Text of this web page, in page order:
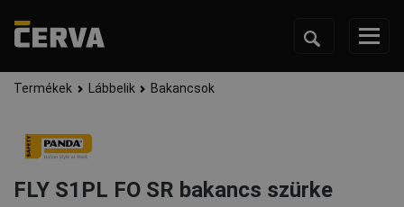
Termékek Lábbelik Bakancsok
FLY S1PL FO SR bakancs szürke